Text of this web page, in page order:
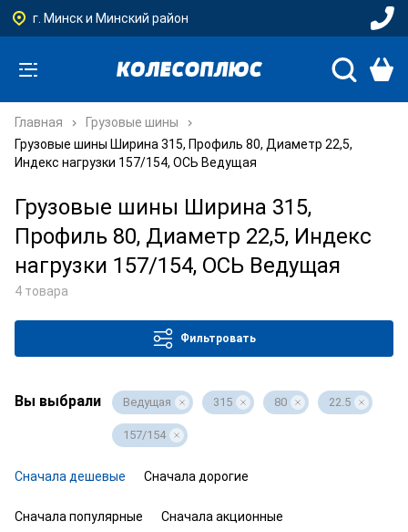
г. Минск и Минский район
Главная
Грузовые шины
Грузовые шины Ширина 315, Профиль 80, Диаметр 22,5,
Индекс нагрузки 157/154, ОСЬ Ведущая
Грузовые шины Ширина 315,
Профиль 80, Диаметр 22,5, Индекс
нагрузки 157/154, ОСЬ Ведущая
4 товара
Фильтровать
Вы выбрали Ведущая 315 80 22.5
157/154
Сначала дешевые Сначала дорогие
Сначала популярные Сначала акционные